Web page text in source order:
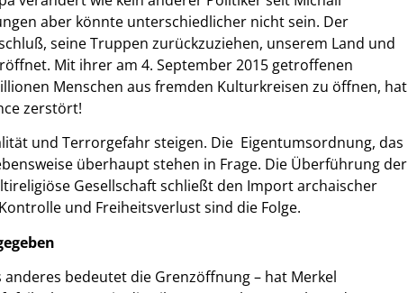
aber könnte unterschiedlicher nicht sein. Der
seine Truppen zurückzuziehen, unserem Land und
Mit ihrer am 4. September 2015 getroffenen
Menschen aus fremden Kulturkreisen zu öffnen, hat
zerstört!
und Terrorgefahr steigen. Die Eigentumsordnung, das
überhaupt stehen in Frage. Die Überführung der
Gesellschaft schließt den Import archaischer
und Freiheitsverlust sind die Folge.
bedeutet die Grenzöffnung – hat Merkel